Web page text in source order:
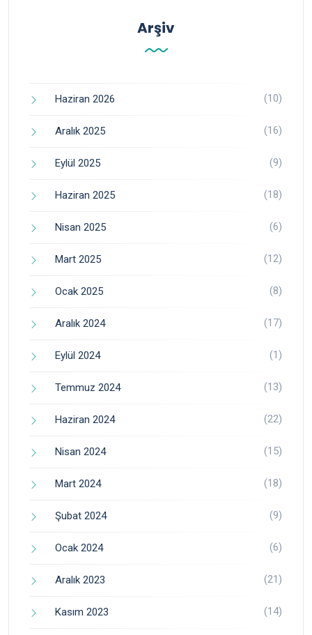
Arşiv
Haziran 2026 (10)
Aralık 2025 (16)
Eylül 2025 (9)
Haziran 2025 (18)
Nisan 2025 (6)
Mart 2025 (12)
Ocak 2025 (8)
Aralık 2024 (17)
Eylül 2024 (1)
Temmuz 2024 (13)
Haziran 2024 (22)
Nisan 2024 (15)
Mart 2024 (18)
Şubat 2024 (9)
Ocak 2024 (6)
Aralık 2023 (21)
Kasım 2023 (14)